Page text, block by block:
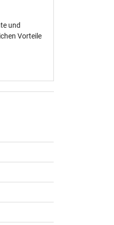
und
Vorteile